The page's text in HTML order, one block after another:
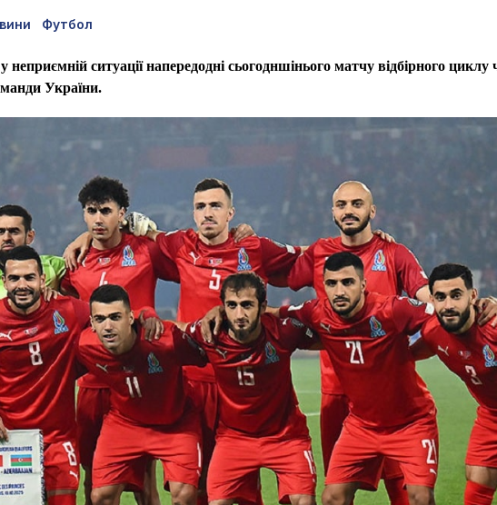
Футбол
ситуації напередодні сьогодншінього матчу відбірного циклу
України.